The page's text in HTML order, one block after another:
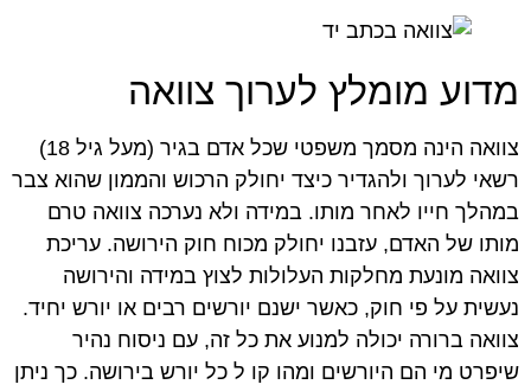
מדוע מומלץ לערוך צוואה
צוואה הינה מסמך משפטי שכל אדם בגיר (מעל גיל 18)
רשאי לערוך ולהגדיר כיצד יחולק הרכוש והממון שהוא צבר
במהלך חייו לאחר מותו. במידה ולא נערכה צוואה טרם
מותו של האדם, עזבנו יחולק מכוח חוק הירושה. עריכת
צוואה מונעת מחלקות העלולות לצוץ במידה והירושה
נעשית על פי חוק, כאשר ישנם יורשים רבים או יורש יחיד.
צוואה ברורה יכולה למנוע את כל זה, עם ניסוח נהיר
שיפרט מי הם היורשים ומהו קו ל כל יורש בירושה. כך ניתן